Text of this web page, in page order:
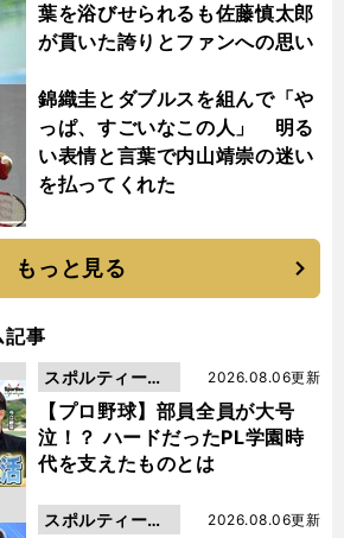
葉を浴びせられるも佐藤慎太郎
が貫いた誇りとファンへの思い
錦織圭とダブルスを組んで「や
っぱ、すごいなこの人」 明る
い表情と言葉で内山靖崇の迷い
を払ってくれた
もっと見る
記事
【プロ野球】部員全員が大号
泣！？ ハードだったPL学園時
代を支えたものとは
2026.08.06更新
スポルティーバ
動画
2026.08.06更新
スポルティーバ